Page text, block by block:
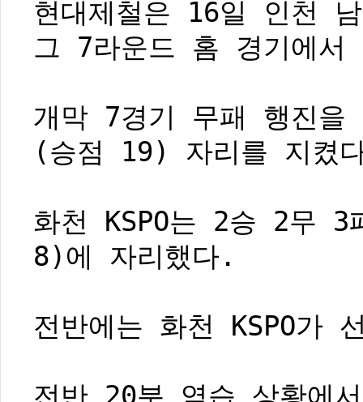
현대제철은 16일 인천
그 7라운드 홈 경기에
개막 7경기 무패 행진을
(승점 19) 자리를 지켰
화천 KSPO는 2승 2무
8)에 자리했다.
전반에는 화천 KSPO가
전반 20분 역습 상황에